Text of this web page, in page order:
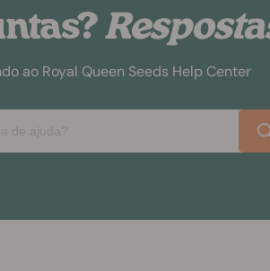
ao Royal Queen Seeds Help Center